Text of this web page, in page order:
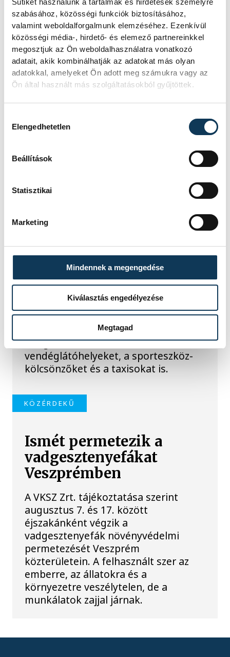
szabásához, közösségi funkciók biztosításához,
valamint weboldalforgalmunk elemzéséhez. Ezenkívül
közösségi média-, hirdető- és elemező partnereinkkel
megosztjuk az Ön weboldalhasználatra vonatkozó
adatait, akik kombinálhatják az adatokat más olyan
adatokkal, amelyeket Ön adott meg számukra vagy az
Ön által használt más szolgáltatásokból gyűjtöttek.
Elengedhetetlen
Beállítások
Statisztikai
Marketing
Mindennek a megengedése
Kiválasztás engedélyezése
Megtagad
TOVÁBBI CIKKEK
KÖZÉRDEKŰ
forgalomkorlátozás a
Rengeteg
a NAV a Balatonnál
A Nemzeti Adó- és Vámhivatal nyári
ellenőrzéssorozatában július
óta Somogy, Veszprém és Zala
vármegyében vizsgálják a
legforgalmasabb nyári
szolgáltatókat, köztük a
vendéglátóhelyeket, a sporteszköz-
kölcsönzőket és a taxisokat is.
KÖZÉRDEKŰ
Ismét permetezik a
vadgesztenyefákat
Veszprémben
A VKSZ Zrt. tájékoztatása szerint
augusztus 7. és 17. között
éjszakánként végzik a
vadgesztenyefák növényvédelmi
permetezését Veszprém
közterületein. A felhasznált szer az
emberre, az állatokra és a
környezetre veszélytelen, de a
munkálatok zajjal járnak.